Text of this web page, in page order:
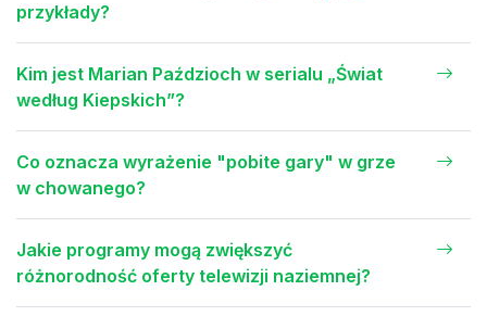
przykłady?
Kim jest Marian Paździoch w serialu „Świat
według Kiepskich”?
Co oznacza wyrażenie "pobite gary" w grze
w chowanego?
Jakie programy mogą zwiększyć
różnorodność oferty telewizji naziemnej?